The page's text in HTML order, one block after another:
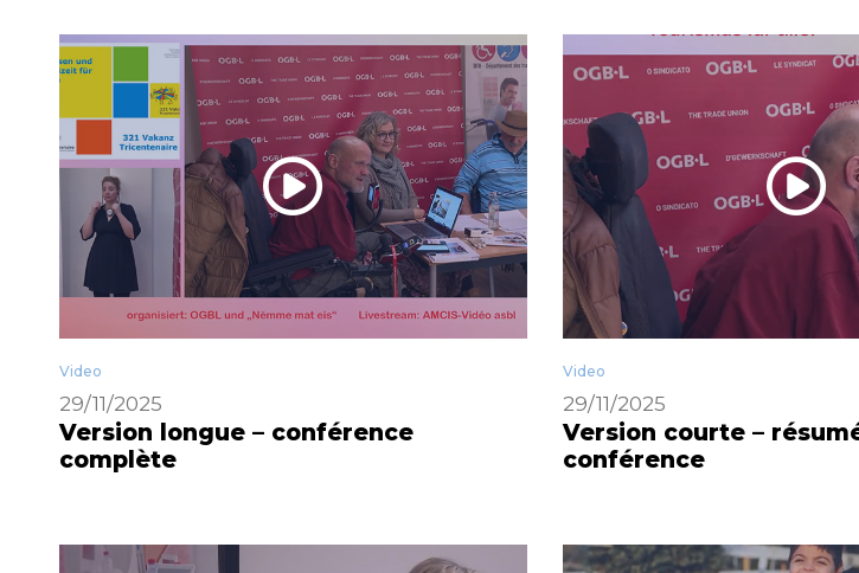
Video
29/11/2025
Version longue – conférence
complète
Video
29/11/2025
Version courte –
conférence